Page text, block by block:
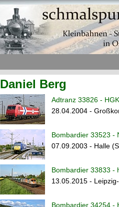
Daniel Berg
Adtranz 33826 -
28.04.2004 -
Bombardier 33523 -
07.09.2003 - Halle
Bombardier 33833 -
13.05.2015 -
Bombardier 34254 -